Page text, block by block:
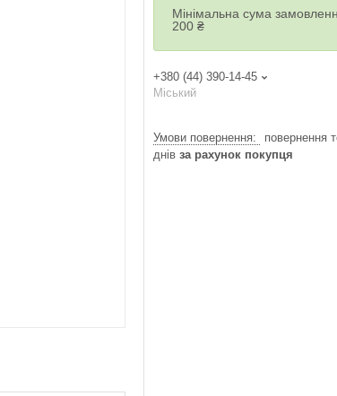
Мінімальна сума
200 ₴
+380 (44) 390-14-45
Міський
повернення
днів за рахунок покупця